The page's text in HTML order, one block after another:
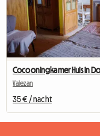
Valezan
35 € / nacht